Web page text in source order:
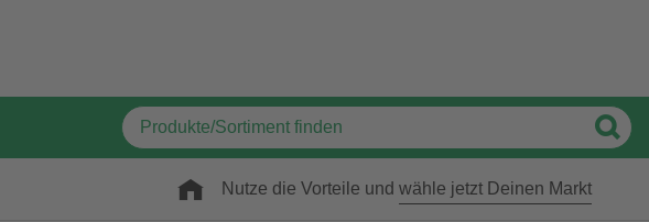
Nutze die Vorteile und wähle jetzt Deinen Markt